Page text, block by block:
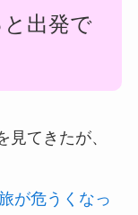
出発で
てきたが、
が危うくなっ